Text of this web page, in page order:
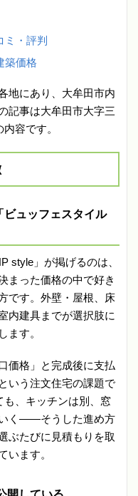
・評判
築価格
地にあり、大牟田市内
記事は大牟田市大字三
容です。
ビュッフェスタイル
style」が掲げるのは、
まった価格の中で好き
です。外壁・屋根、床
内建具までが選択肢に
ます。
価格」と完成後に支払
いう注文住宅の課題で
、キッチンは別、窓
く——そうした進め方
ぶたびに見積もりを取
います。